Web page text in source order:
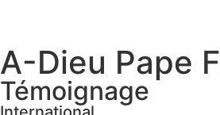
A-Dieu Pape
Témoignage